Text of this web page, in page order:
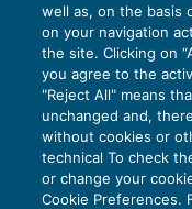
I presupposti
well as, on the basis
on your navigation
the site. Clicking on
you agree to the
"Reject All" means
unchanged and,
without cookies or
technical To check
or change your
Cookie Preferences.